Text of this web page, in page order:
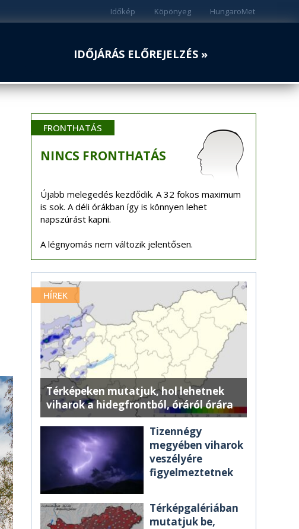
HungaroMet
Köpönyeg
Időkép
IDŐJÁRÁS ELŐREJELZÉS »
FRONTHATÁS
NINCS FRONTHATÁS
Újabb melegedés kezdődik. A 32 fokos maximum
is sok. A déli órákban így is könnyen lehet
napszúrást kapni.
A légnyomás nem változik jelentősen.
HÍREK
Térképeken mutatjuk, hol lehetnek
viharok a hidegfrontból, óráról órára
Tizennégy
megyében viharok
veszélyére
figyelmeztetnek
Térképgalériában
mutatjuk be,